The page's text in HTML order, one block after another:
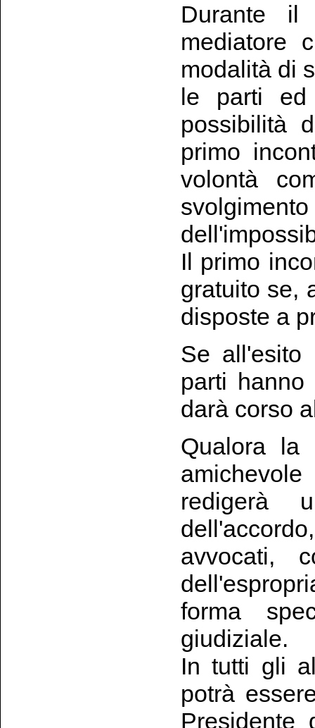
Durante il
mediatore
modalità di
le parti ed
possibilità
primo
volontà
Il primo
gratuito se,
disposte a
Se all'esito
parti
darà corso
Qualora la
redigerà
avvocati,
forma
giudiziale.
In tutti gli
potrà
Presidente